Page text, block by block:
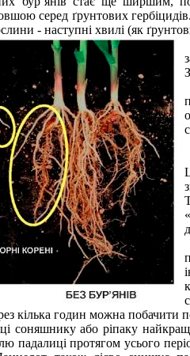
серед ґрунтових
- наступні хвилі (як
кілька годин можна побачити
соняшнику або ріпаку
падалиці протягом усього